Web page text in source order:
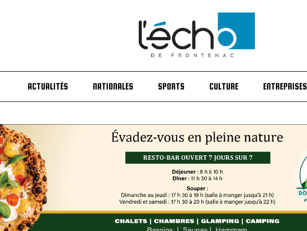
ACTUALITÉS NATIONALES SPORTS CULTURE ENTREPRISES